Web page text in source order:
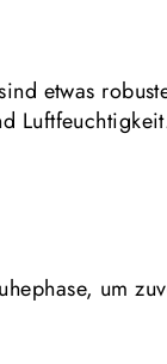
etwas
um